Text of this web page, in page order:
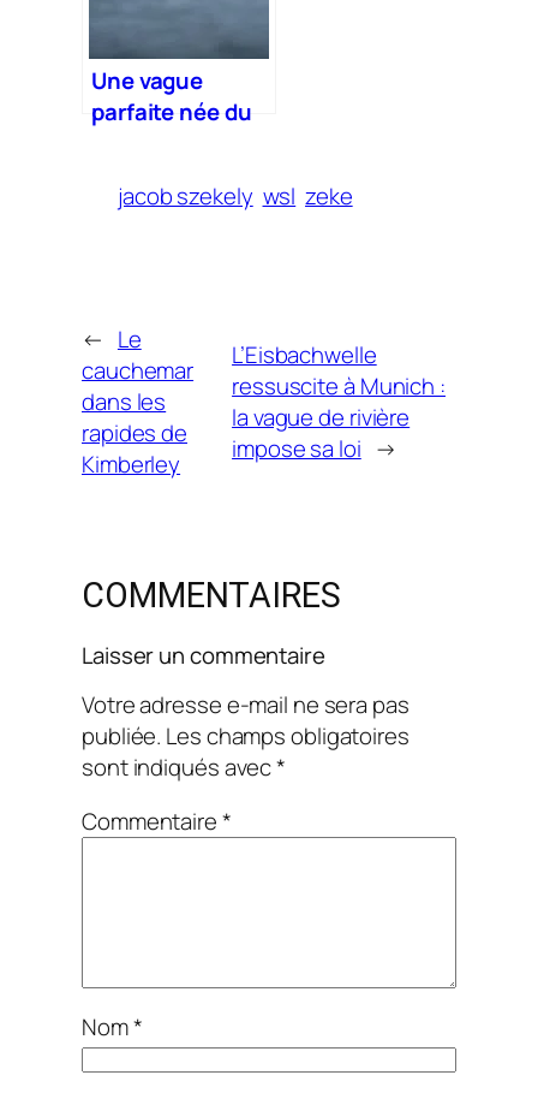
Une vague
parfaite née du
jacob szekely wsl zeke
← Le
cauchemar
dans les
rapides de
Kimberley
L’Eisbachwelle
ressuscite à Munich :
la vague de rivière
impose sa loi →
COMMENTAIRES
Laisser un commentaire
Votre adresse e-mail ne sera pas
publiée. Les champs obligatoires
sont indiqués avec*
Commentaire*
Nom*